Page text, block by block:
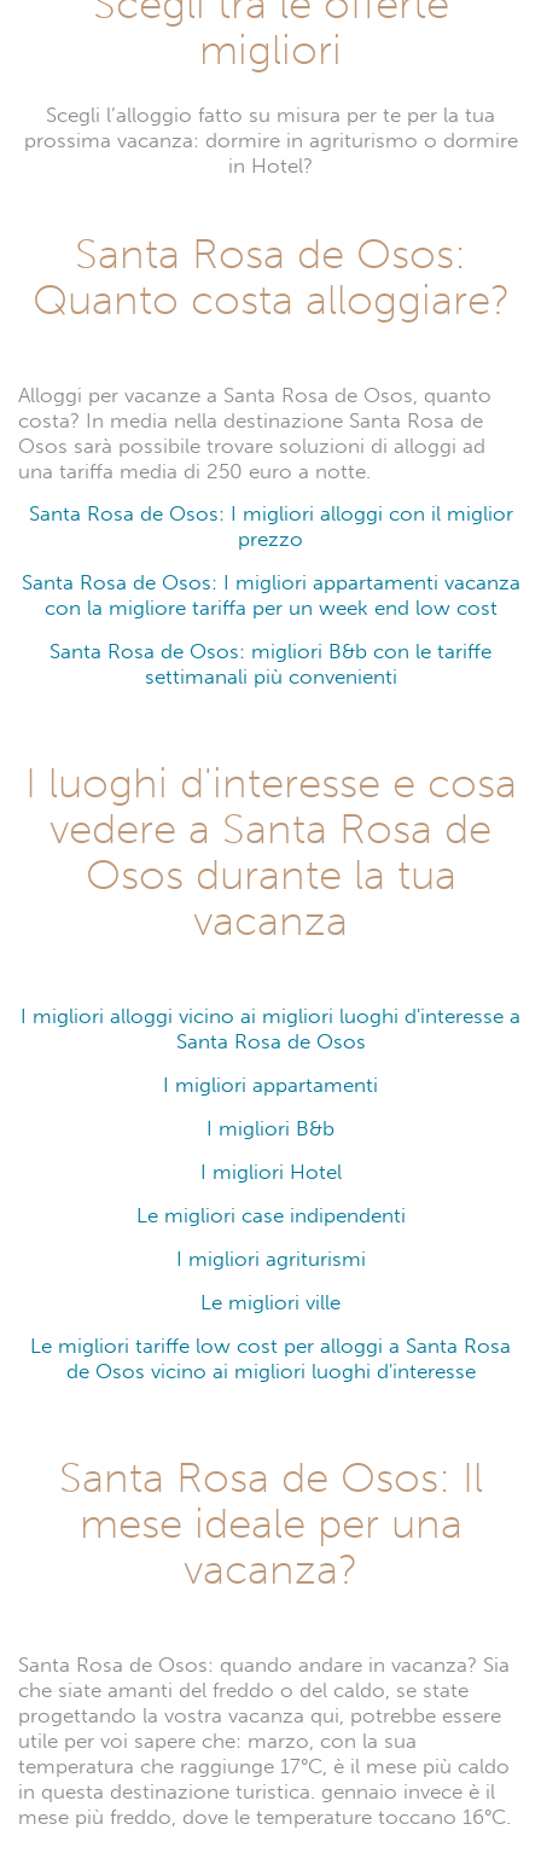
migliori
Scegli l’alloggio fatto su misura per te per la tua
prossima vacanza: dormire in agriturismo o dormire
in Hotel?
Santa Rosa de Osos:
Quanto costa alloggiare?
Alloggi per vacanze a Santa Rosa de Osos, quanto
costa? In media nella destinazione Santa Rosa de
Osos sarà possibile trovare soluzioni di alloggi ad
una tariffa media di 250 euro a notte.
Santa Rosa de Osos: I migliori alloggi con il miglior
prezzo
Santa Rosa de Osos: I migliori appartamenti vacanza
con la migliore tariffa per un week end low cost
Santa Rosa de Osos: migliori B&b con le tariffe
settimanali più convenienti
I luoghi d'interesse e cosa
vedere a Santa Rosa de
Osos durante la tua
vacanza
I migliori alloggi vicino ai migliori luoghi d'interesse a
Santa Rosa de Osos
I migliori appartamenti
I migliori B&b
I migliori Hotel
Le migliori case indipendenti
I migliori agriturismi
Le migliori ville
Le migliori tariffe low cost per alloggi a Santa Rosa
de Osos vicino ai migliori luoghi d'interesse
Santa Rosa de Osos: Il
mese ideale per una
vacanza?
Santa Rosa de Osos: quando andare in vacanza? Sia
che siate amanti del freddo o del caldo, se state
progettando la vostra vacanza qui, potrebbe essere
utile per voi sapere che: marzo, con la sua
temperatura che raggiunge 17°C, è il mese più caldo
in questa destinazione turistica. gennaio invece è il
mese più freddo, dove le temperature toccano 16°C.